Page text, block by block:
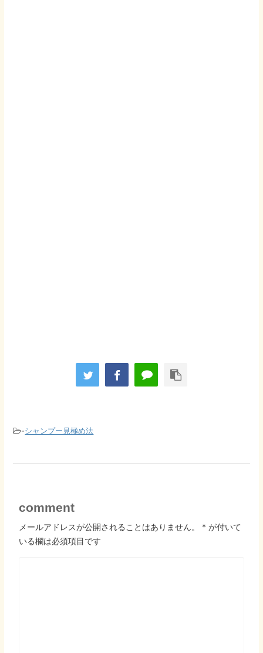
-シャンプー見極め法
comment
メールアドレスが公開されることはありません。 * が付いて
いる欄は必須項目です